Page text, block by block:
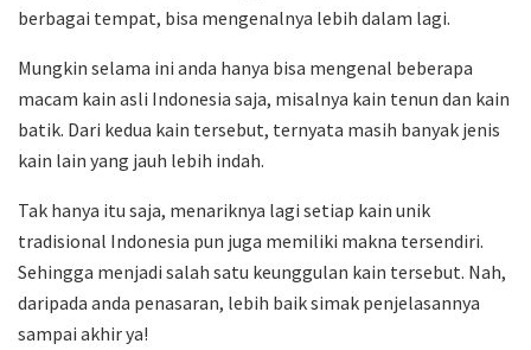
berbagai tempat, bisa mengenalnya lebih dalam lagi.
Mungkin selama ini anda hanya bisa mengenal beberapa
macam kain asli Indonesia saja, misalnya kain tenun dan kain
batik. Dari kedua kain tersebut, ternyata masih banyak jenis
kain lain yang jauh lebih indah.
Tak hanya itu saja, menariknya lagi setiap kain unik
tradisional Indonesia pun juga memiliki makna tersendiri.
Sehingga menjadi salah satu keunggulan kain tersebut. Nah,
daripada anda penasaran, lebih baik simak penjelasannya
sampai akhir ya!